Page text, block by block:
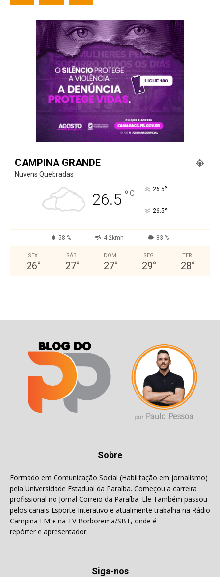
CAMPINA GRANDE
Nuvens Quebradas
26.5 °C 26.5°
26.5°
58 % 4.2kmh 83 %
SEX
26°
SÁB
27°
DOM
27°
SEG
29°
TER
28°
Sobre
Formado em Comunicação Social (Habilitação em jornalismo)
pela Universidade Estadual da Paraíba. Começou a carreira
profissional no Jornal Correio da Paraíba. Ele Também passou
pelos canais Esporte Interativo e atualmente trabalha na Rádio
Campina FM e na TV Borborema/SBT, onde é
repórter e apresentador.
Siga-nos